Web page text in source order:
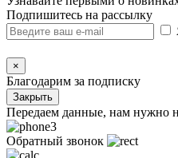
Подпишитесь на рассылку
×
Благодарим за подписку
Закрыть
Передаем данные, нам нужно
Обратный звонок